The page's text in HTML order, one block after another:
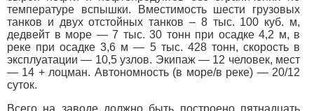
температуре вспышки. Вместимость шести грузовых
танков и двух отстойных танков – 8 тыс. 100 куб. м,
дедвейт в море — 7 тыс. 30 тонн при осадке 4,2 м, в
реке при осадке 3,6 м — 5 тыс. 428 тонн, скорость в
эксплуатации — 10,5 узлов. Экипаж — 12 человек, мест
— 14 + лоцман. Автономность (в море/в реке) — 20/12
суток.
Всего на заводе должно быть построено пятнадцать